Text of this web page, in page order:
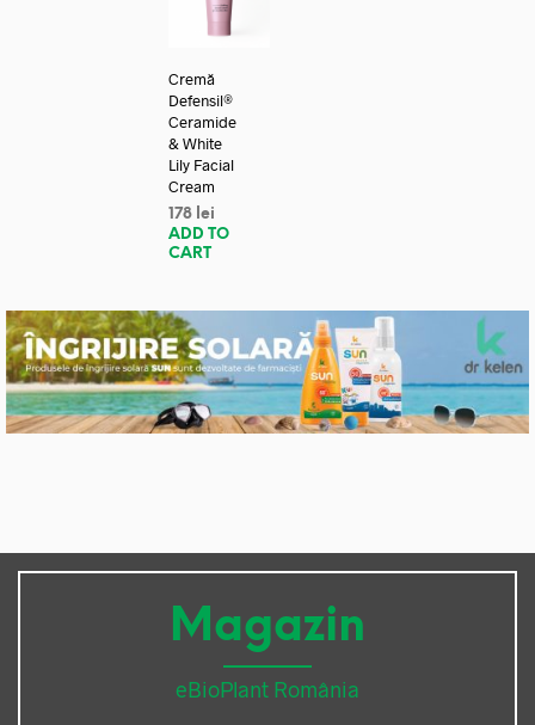
Cremă
Defensil®
Ceramide
& White
Lily Facial
Cream
178 lei
ADD TO
CART
Magazin
eBioPlant România